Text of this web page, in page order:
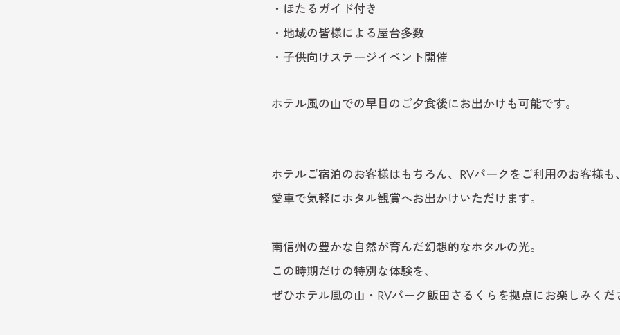
・ほたるガイド付き
・地域の皆様による屋台多数
・子供向けステージイベント開催
ホテル風の山での早目のご夕食後にお出かけも可能です。
────────────────────
ホテルご宿泊のお客様はもちろん、RVパークをご利用のお客様も、
愛車で気軽にホタル観賞へお出かけいただけます。
南信州の豊かな自然が育んだ幻想的なホタルの光。
この時期だけの特別な体験を、
ぜひホテル風の山・RVパーク飯田さるくらを拠点にお楽しみくだ